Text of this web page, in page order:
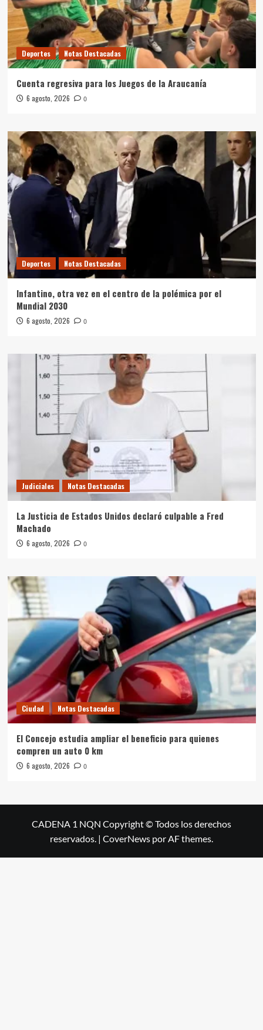
Deportes Notas Destacadas
Cuenta regresiva para los Juegos de la Araucanía
6 agosto, 2026 0
Deportes Notas Destacadas
Infantino, otra vez en el centro de la polémica por el
Mundial 2030
6 agosto, 2026 0
Judiciales Notas Destacadas
La Justicia de Estados Unidos declaró culpable a Fred
Machado
6 agosto, 2026 0
Ciudad Notas Destacadas
El Concejo estudia ampliar el beneficio para quienes
compren un auto 0 km
6 agosto, 2026 0
CADENA 1 NQN Copyright © Todos los derechos
reservados. | CoverNews por AF themes.